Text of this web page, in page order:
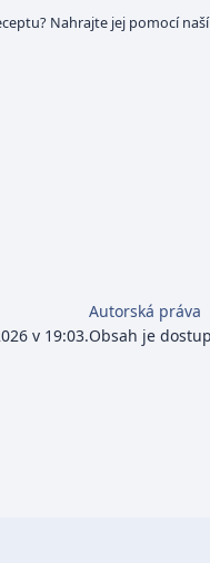
Nahrajte jej pomocí naší
v 19:03.
Autorská práva
Obsah je